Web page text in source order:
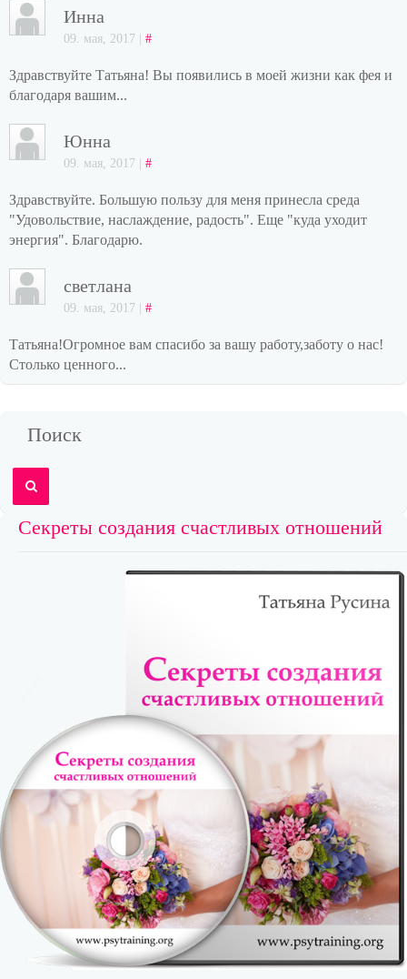
Инна
09. мая, 2017 | #
Здравствуйте Татьяна! Вы появились в моей жизни как фея и
благодаря вашим...
Юнна
09. мая, 2017 | #
Здравствуйте. Большую пользу для меня принесла среда
"Удовольствие, наслаждение, радость". Еще "куда уходит
энергия". Благодарю.
светлана
09. мая, 2017 | #
Татьяна!Огромное вам спасибо за вашу работу,заботу о нас!
Столько ценного...
Поиск
Секреты создания счастливых отношений